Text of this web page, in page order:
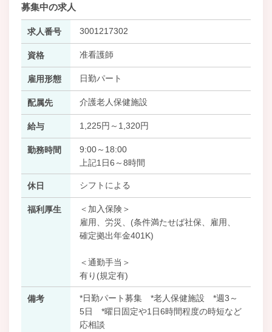
募集中の求人
求人番号 3001217302
資格 准看護師
雇用形態 日勤パート
配属先 介護老人保健施設
給与 1,225円～1,320円
勤務時間
9:00～18:00
上記1日6～8時間
休日 シフトによる
福利厚生
＜加入保険＞
雇用、労災、(条件満たせば社保、雇用、
確定拠出年金401K)
＜通勤手当＞
有り(規定有)
備考
*日勤パート募集 *老人保健施設 *週3～
5日 *曜日固定や1日6時間程度の時短など
応相談